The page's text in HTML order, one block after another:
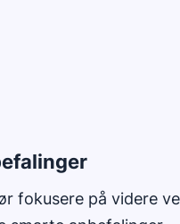
fokusere på videre